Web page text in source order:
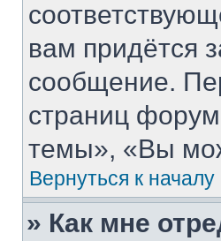
вам придётся
сообщение.
страниц
темы», «Вы
Вернуться к началу
» Как мне